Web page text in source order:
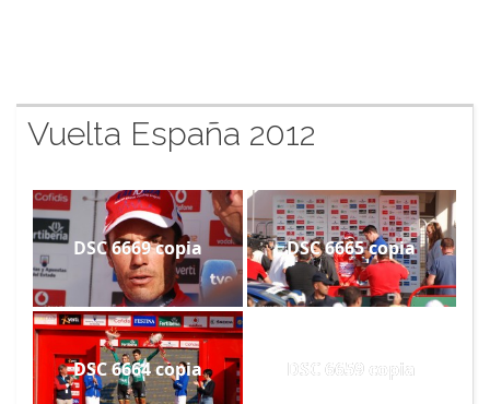
Vuelta España 2012
DSC 6669 copia DSC 6665 copia
DSC 6664 copia DSC 6659 copia